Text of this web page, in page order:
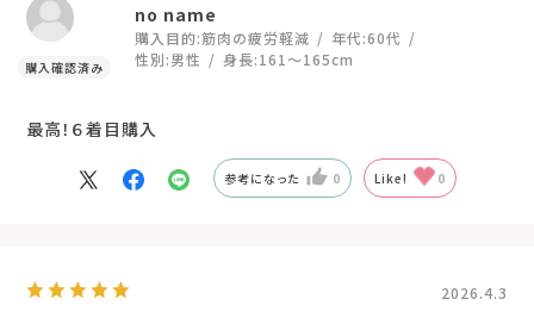
no name
購入目的:筋肉の疲労軽減 年代:60代
性別:男性 身長:161～165cm
最高！６着目購入
参考になった 0 Like! 0
2026.4.3